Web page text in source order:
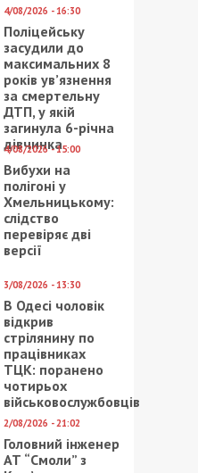
4/08/2026 - 16:30
Поліцейську
засудили до
максимальних 8
років ув’язнення
за смертельну
ДТП, у якій
загинула 6-річна
дівчинка
4/08/2026 - 15:00
Вибухи на
полігоні у
Хмельницькому:
слідство
перевіряє дві
версії
3/08/2026 - 13:30
В Одесі чоловік
відкрив
стрілянину по
працівниках
ТЦК: поранено
чотирьох
військовослужбовців
2/08/2026 - 21:02
Головний інженер
АТ “Смоли” з